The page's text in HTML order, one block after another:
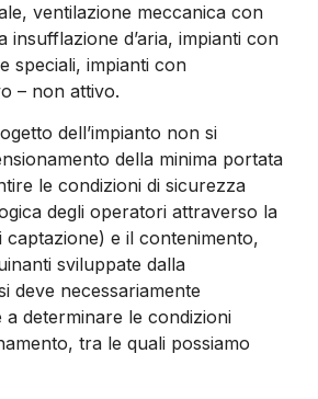
ventilazione meccanica con
insufflazione d’aria, impianti con
speciali, impianti con
– non attivo.
dell’impianto non si
della minima portata
le condizioni di sicurezza
degli operatori attraverso la
e il contenimento,
sviluppate dalla
deve necessariamente
determinare le condizioni
tra le quali possiamo